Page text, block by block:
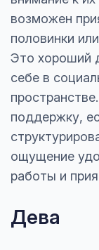
возможен
половинки
Это хороший
себе в
поддержку,
ощущение
работы и
Дева